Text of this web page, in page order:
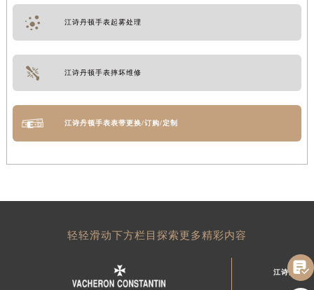
江诗丹顿手表起雾处理
江诗丹顿手表摔坏维修
江诗丹顿手表表带更换/订购/定制
轻轻滑动下方栏目探索更多精彩内容
江诗丹顿中
